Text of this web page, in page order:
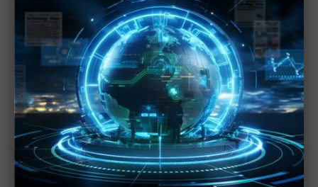
彭双浪呼聲高
富采李秉傑專訪(上)：Micro LED×化合物半導體 鏈
結生態 擺脫「慘」業
富采李秉傑專訪(下)：兩道天險 考驗富采多角布局
成果
Daily Issue